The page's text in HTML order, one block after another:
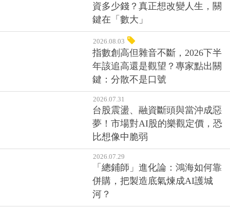
資多少錢？真正想改變人生，關
鍵在「數大」
2026.08.03
指數創高但雜音不斷，2026下半
年該追高還是觀望？專家點出關
鍵：分散不是口號
2026.07.31
台股震盪、融資斷頭與當沖成惡
夢！市場對AI股的樂觀定價，恐
比想像中脆弱
2026.07.29
「總鋪師」進化論：鴻海如何靠
併購，把製造底氣煉成AI護城
河？